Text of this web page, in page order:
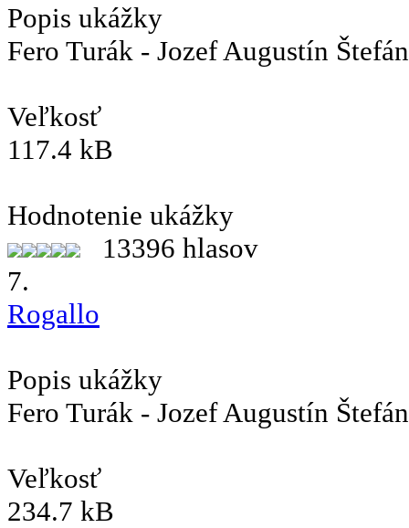
Popis ukážky
Fero Turák - Jozef Augustín
Veľkosť
117.4 kB
Hodnotenie ukážky
13396 hlasov
7.
Rogallo
Popis ukážky
Fero Turák - Jozef Augustín
Veľkosť
234.7 kB